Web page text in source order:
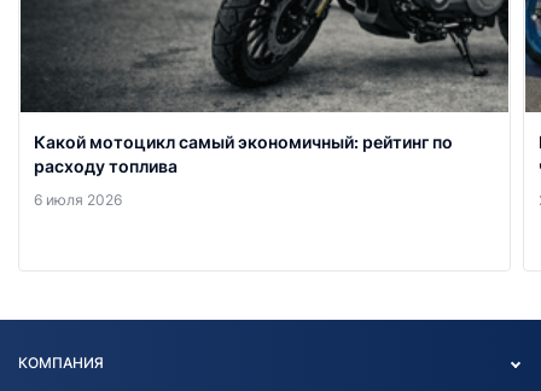
Какой мотоцикл самый экономичный: рейтинг по
расходу топлива
6 июля 2026
КОМПАНИЯ